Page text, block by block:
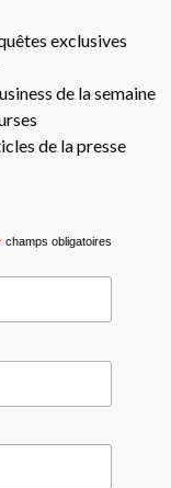
exclusives
de la semaine
de la presse
champs obligatoires